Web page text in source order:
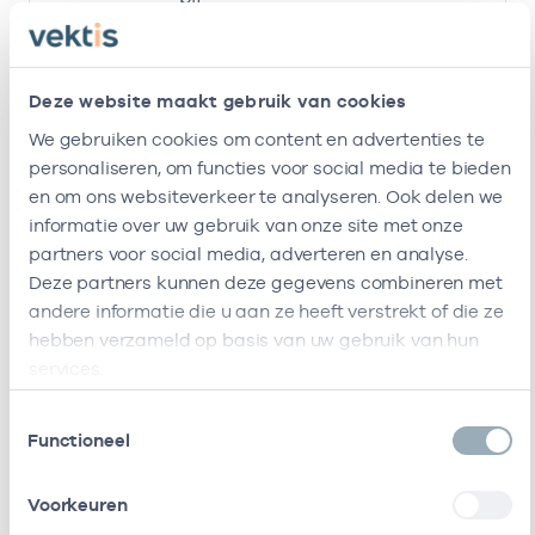
Deze website maakt gebruik van cookies
We gebruiken cookies om content en advertenties te
personaliseren, om functies voor social media te bieden
en om ons websiteverkeer te analyseren. Ook delen we
informatie over uw gebruik van onze site met onze
partners voor social media, adverteren en analyse.
Deze partners kunnen deze gegevens combineren met
andere informatie die u aan ze heeft verstrekt of die ze
hebben verzameld op basis van uw gebruik van hun
Functioneel
Voorkeuren
M.G. Ten
B.W.T.M. Vd
Put
Eigenaar 08001151 01-01-
B.W.T.M. Vd
Waarnemer 08001151 02-12-
C.A.C. Van
Eigenaar 08003077 01-01-